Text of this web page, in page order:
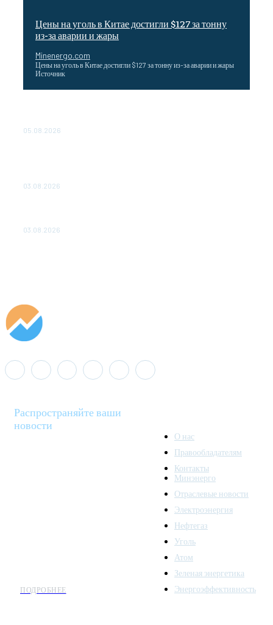
Цены на уголь в Китае достигли $127 за тонну
из-за аварии и жары
Minenergo.com
Цены на уголь в Китае достигли $127 за тонну из-за аварии и жары
Источник
05.08.2026
03.08.2026
03.08.2026
Распространяйте ваши
новости
ПОДРОБНЕЕ
О нас
Правообладателям
Контакты
Минэнерго
Отраслевые новости
Электроэнергия
Нефтегаз
Уголь
Атом
Зеленая энергетика
Энергоэффективность